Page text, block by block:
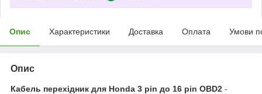
Опис Характеристики Доставка Оплата Умови
Опис
Кабель перехідник для Honda 3 pin до 16 pin OBD2 -